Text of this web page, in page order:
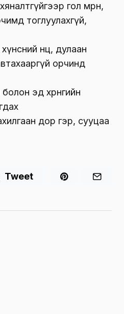
гол мөрөн,
тоглуулахгүй,
нөөц, дулаан
орчинд
эд хөрөнгийн
дор гэр, сууцаа
Tweet